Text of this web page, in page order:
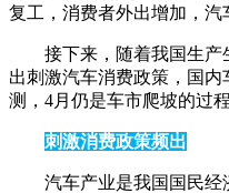
复工，消费者外出增加，汽
接下来，随着我国生产
出刺激汽车消费政策，国
测，4月仍是车市爬坡的过
刺激消费政策频出
汽车产业是我国国民